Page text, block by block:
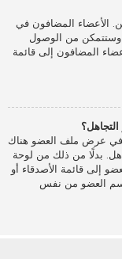
الأعضاء المضافون في
وستتمكن من الوصول
المضافون إلى قائمة
في عرض ملف العضو هناك
بدلًا من ذلك من لوحة
إلى قائمة الأصدقاء أو
العضو من نفس